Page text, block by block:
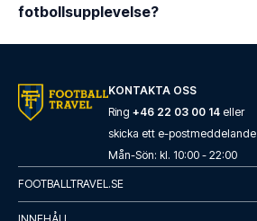
fotbollsupplevelse?
KONTAKTA OSS
Ring +46 22 03 00 14 eller
skicka ett e-postmeddelande
Mån-Sön: kl. 10:00 - 22:00
FOOTBALLTRAVEL.SE